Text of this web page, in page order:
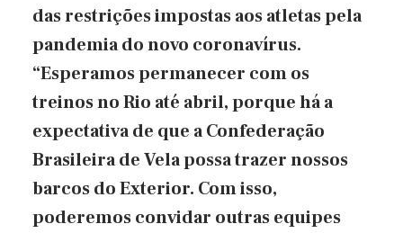
das restrições impostas aos atletas pela
pandemia do novo coronavírus.
“Esperamos permanecer com os
treinos no Rio até abril, porque há a
expectativa de que a Confederação
Brasileira de Vela possa trazer nossos
barcos do Exterior. Com isso,
poderemos convidar outras equipes